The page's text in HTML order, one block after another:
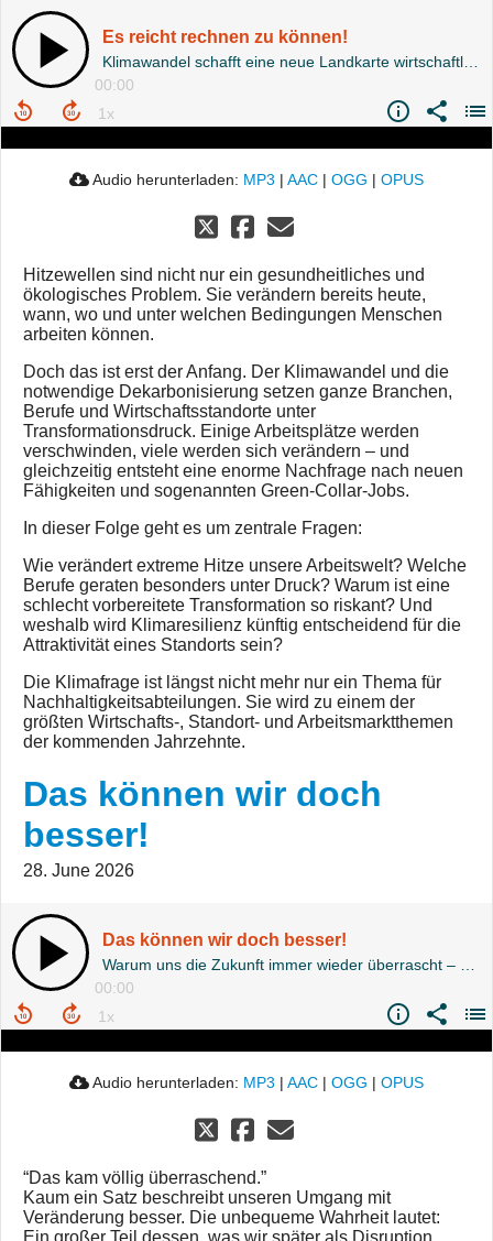
Es reicht rechnen zu können!
00:00
Audio herunterladen: MP3 | AAC | OGG | OPUS
Hitzewellen sind nicht nur ein gesundheitliches und
ökologisches Problem. Sie verändern bereits heute,
wann, wo und unter welchen Bedingungen Menschen
arbeiten können.
Doch das ist erst der Anfang. Der Klimawandel und die
notwendige Dekarbonisierung setzen ganze Branchen,
Berufe und Wirtschaftsstandorte unter
Transformationsdruck. Einige Arbeitsplätze werden
verschwinden, viele werden sich verändern – und
gleichzeitig entsteht eine enorme Nachfrage nach neuen
Fähigkeiten und sogenannten Green-Collar-Jobs.
In dieser Folge geht es um zentrale Fragen:
Wie verändert extreme Hitze unsere Arbeitswelt? Welche
Berufe geraten besonders unter Druck? Warum ist eine
schlecht vorbereitete Transformation so riskant? Und
weshalb wird Klimaresilienz künftig entscheidend für die
Attraktivität eines Standorts sein?
Die Klimafrage ist längst nicht mehr nur ein Thema für
Nachhaltigkeitsabteilungen. Sie wird zu einem der
größten Wirtschafts-, Standort- und Arbeitsmarktthemen
der kommenden Jahrzehnte.
Das können wir doch
besser!
28. June 2026
Das können wir doch besser!
00:00
Audio herunterladen: MP3 | AAC | OGG | OPUS
“Das kam völlig überraschend.”
Kaum ein Satz beschreibt unseren Umgang mit
Veränderung besser. Die unbequeme Wahrheit lautet: